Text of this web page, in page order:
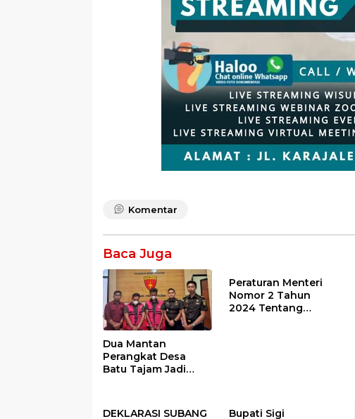
Komentar
Baca Juga
Dua Mantan
Perangkat Desa
Batu Tajam Jadi
Juta
Peraturan Menteri
Nomor 2 Tahun
2024 Tentang
DEKLARASI SUBANG
Bupati Sigi